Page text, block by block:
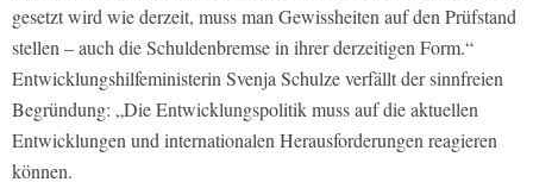
gesetzt wird wie derzeit, muss man Gewissheiten auf den Prüfstand
stellen – auch die Schuldenbremse in ihrer derzeitigen Form.“
Entwicklungshilfeministerin Svenja Schulze verfällt der sinnfreien
Begründung: „Die Entwicklungspolitik muss auf die aktuellen
Entwicklungen und internationalen Herausforderungen reagieren
können.